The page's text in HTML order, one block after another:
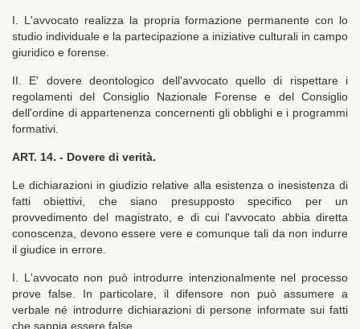
I. L'avvocato realizza la propria formazione permanente con lo
studio individuale e la partecipazione a iniziative culturali in campo
giuridico e forense.
II. E' dovere deontologico dell'avvocato quello di rispettare i
regolamenti del Consiglio Nazionale Forense e del Consiglio
dell'ordine di appartenenza concernenti gli obblighi e i programmi
formativi.
ART. 14. - Dovere di verità.
Le dichiarazioni in giudizio relative alla esistenza o inesistenza di
fatti obiettivi, che siano presupposto specifico per un
provvedimento del magistrato, e di cui l'avvocato abbia diretta
conoscenza, devono essere vere e comunque tali da non indurre
il giudice in errore.
I. L'avvocato non può introdurre intenzionalmente nel processo
prove false. In particolare, il difensore non può assumere a
verbale né introdurre dichiarazioni di persone informate sui fatti
che sappia essere false.